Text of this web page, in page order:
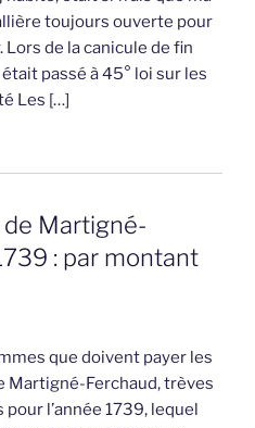
toujours ouverte pour
de la canicule de fin
passé à 45° loi sur les
Les […]
Martigné-
: par montant
que doivent payer les
Martigné-Ferchaud, trèves
l’année 1739, lequel